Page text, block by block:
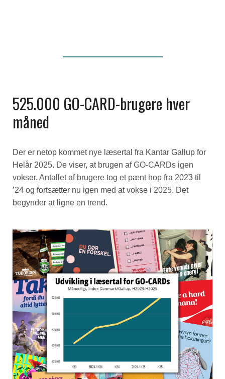
525.000 GO-CARD-brugere hver
måned
Der er netop kommet nye læsertal fra Kantar Gallup for
Helår 2025. De viser, at brugen af GO-CARDs igen
vokser. Antallet af brugere tog et pænt hop fra 2023 til
’24 og fortsætter nu igen med at vokse i 2025. Det
begynder at ligne en trend.